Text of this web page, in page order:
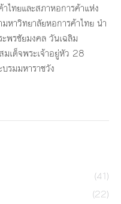
ไทยและสภาหอการค้าแห่ง
หาวิทยาลัยหอการค้าไทย นำ
พรชัยมงคล วันเฉลิม
เด็จพระเจ้าอยู่หัว 28
มมหาราชวัง
(41)
(22)